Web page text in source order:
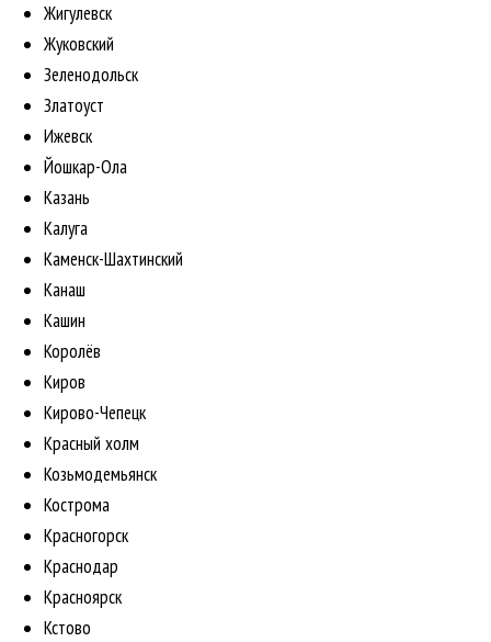
Жигулевск
Жуковский
Зеленодольск
Златоуст
Ижевск
Йошкар-Ола
Казань
Калуга
Каменск-Шахтинский
Канаш
Кашин
Королёв
Киров
Кирово-Чепецк
Красный холм
Козьмодемьянск
Кострома
Красногорск
Краснодар
Красноярск
Кстово